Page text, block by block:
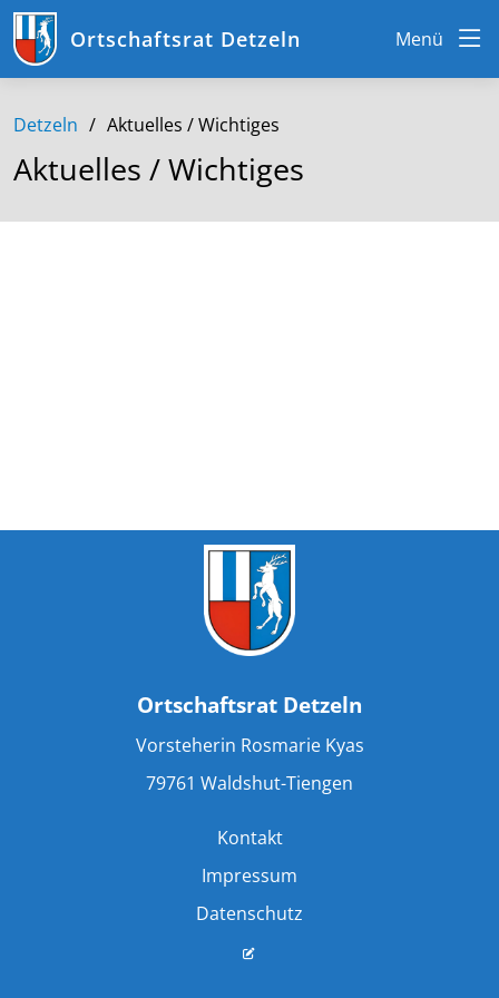
Ortschaftsrat Detzeln Menü
Detzeln Aktuelles / Wichtiges
Aktuelles / Wichtiges
Ortschaftsrat Detzeln
Vorsteherin Rosmarie Kyas
79761 Waldshut-Tiengen
Kontakt
Impressum
Datenschutz